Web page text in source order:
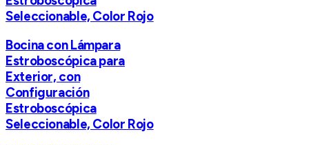
Seleccionable, Color Rojo
Bocina con Lámpara
Estroboscópica para
Exterior, con
Configuración
Estroboscópica
Seleccionable, Color Rojo